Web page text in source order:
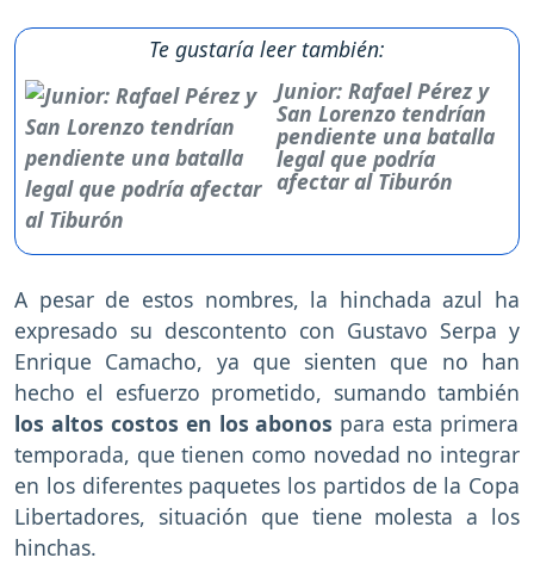
Te gustaría leer también:
Junior: Rafael Pérez y
San Lorenzo tendrían
pendiente una batalla
legal que podría
afectar al Tiburón
A pesar de estos nombres, la hinchada azul ha
expresado su descontento con Gustavo Serpa y
Enrique Camacho, ya que sienten que no han
hecho el esfuerzo prometido, sumando también
los altos costos en los abonos para esta primera
temporada, que tienen como novedad no integrar
en los diferentes paquetes los partidos de la Copa
Libertadores, situación que tiene molesta a los
hinchas.